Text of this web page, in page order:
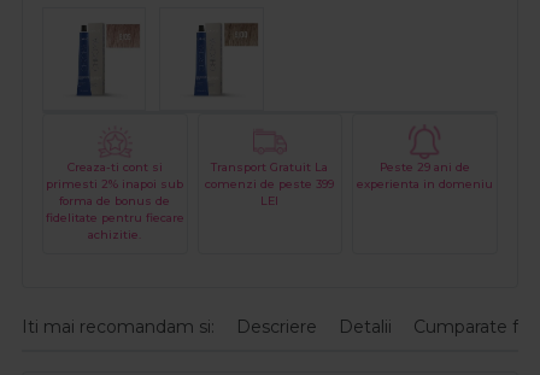
Creaza-ti cont si
primesti 2% inapoi sub
forma de bonus de
fidelitate pentru fiecare
achizitie.
Transport Gratuit La
comenzi de peste 399
LEI
Peste 29 ani de
experienta in domeniu
Iti mai recomandam si: Descriere Detalii Cumparate